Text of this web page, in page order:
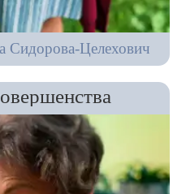
Сидорова-Целехович